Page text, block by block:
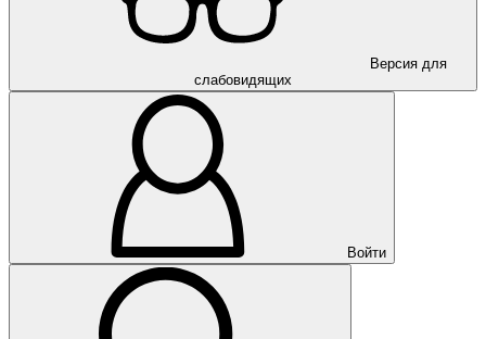
Версия для
слабовидящих
Войти